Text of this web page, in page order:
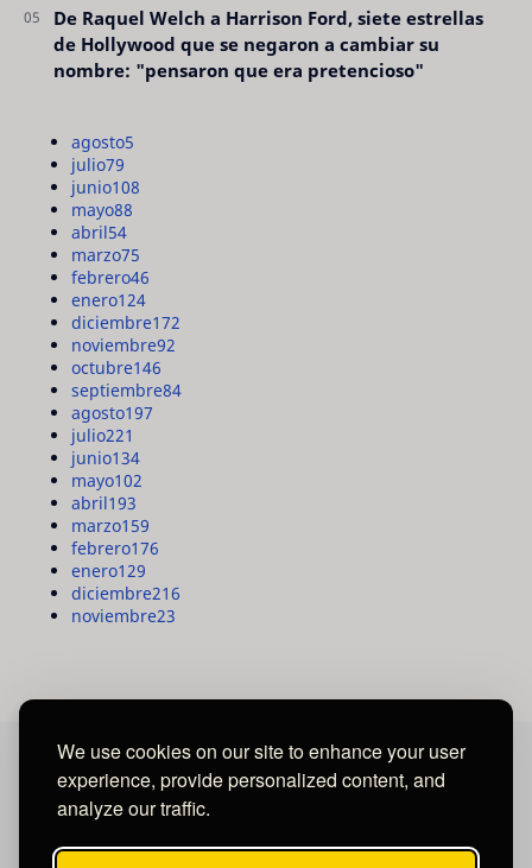
We use cookies on our site to enhance your user
experience, provide personalized content, and
analyze our traffic.
De Raquel Welch a Harrison Ford, siete estrellas
de Hollywood que se negaron a cambiar su
nombre: "pensaron que era pretencioso"
agosto5
julio79
junio108
mayo88
abril54
marzo75
febrero46
enero124
diciembre172
noviembre92
octubre146
septiembre84
agosto197
julio221
junio134
mayo102
abril193
marzo159
febrero176
enero129
diciembre216
noviembre23
MAYA MEDIA GROUP
Ubicados en Tegucigalpa - Honduras.